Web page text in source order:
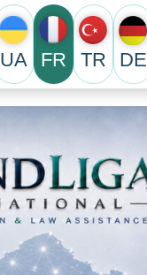
UA FR TR DE